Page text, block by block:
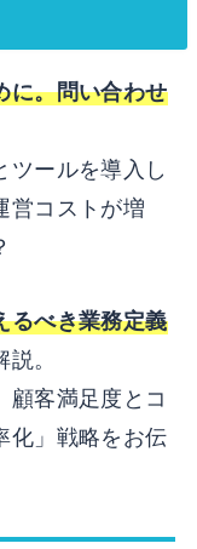
に。問い合わせ
ツールを導入し
営コストが増
るべき業務定義
。
顧客満足度とコ
化」戦略をお伝